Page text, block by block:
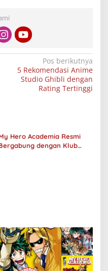
Pos berikutnya
5 Rekomendasi Anime
Studio Ghibli dengan
Rating Tertinggi
Hero Academia Resmi
dengan Klub